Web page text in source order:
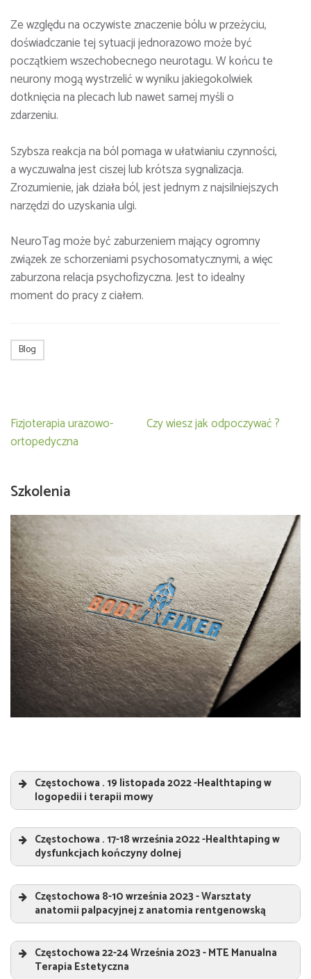
Ze względu na oczywiste znaczenie bólu w przeżyciu,
doświadczanie tej sytuacji jednorazowo może być
początkiem wszechobecnego neurotagu. W końcu te
neurony mogą wystrzelić w wyniku jakiegokolwiek
dotknięcia na plecach lub nawet samej myśli o
zdarzeniu.
Szybsza reakcja na ból pomaga w ułatwianiu czynności,
a wyczuwalna jest ciszej lub krótsza sygnalizacja.
Zrozumienie, jak działa ból, jest jednym z najsilniejszych
narzędzi do uzyskania ulgi.
NeuroTag może być zaburzeniem mający ogromny
związek ze schorzeniami psychosomatycznymi, a więc
zaburzona relacja psychofizyczna. Jest to idealny
moment do pracy z ciałem.
Blog
Nawigacja
wpisu
Fizjoterapia urazowo-
ortopedyczna
Czy wiesz jak odpoczywać ?
Szkolenia
Częstochowa . 19 listopada 2022 -Healthtaping w
logopedii i terapii mowy
Prowadzący:Sebastian Jeruszka
Częstochowa . 17-18 września 2022 -Healthtaping w
dysfunkcjach kończyny dolnej
Prowadzący:Sebastian Jeruszka
Częstochowa 8-10 września 2023 - Warsztaty
anatomii palpacyjnej z anatomia rentgenowską
rentgenowską„
Częstochowa 22-24 Września 2023 - MTE Manualna
Terapia Estetyczna